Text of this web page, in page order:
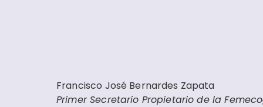
Francisco José Bernardes Zapata
Primer Secretario Propietario de la